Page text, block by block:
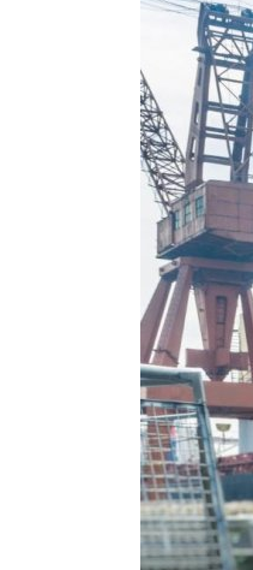
Brumisateur
Coffret de
Ventilateur
Ventilateur /
Brasseur
Ventilateur
Ventilateur
Ventilateur
Ventilateur
Ventilateur
Ventilateur
Ventilateur
Ventilateur
Extracteur
Extracteur
Extracteur
Extracteur
Extracteur